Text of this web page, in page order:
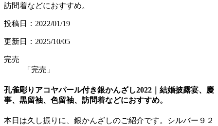
訪問着などにおすすめ。
投稿日：2022/01/19
更新日：2025/10/05
完売
「完売」
孔雀彫りアコヤパール付き銀かんざし2022｜結婚披露宴、慶
事、黒留袖、色留袖、訪問着などにおすすめ。
本日は久し振りに、銀かんざしのご紹介です。シルバー９２